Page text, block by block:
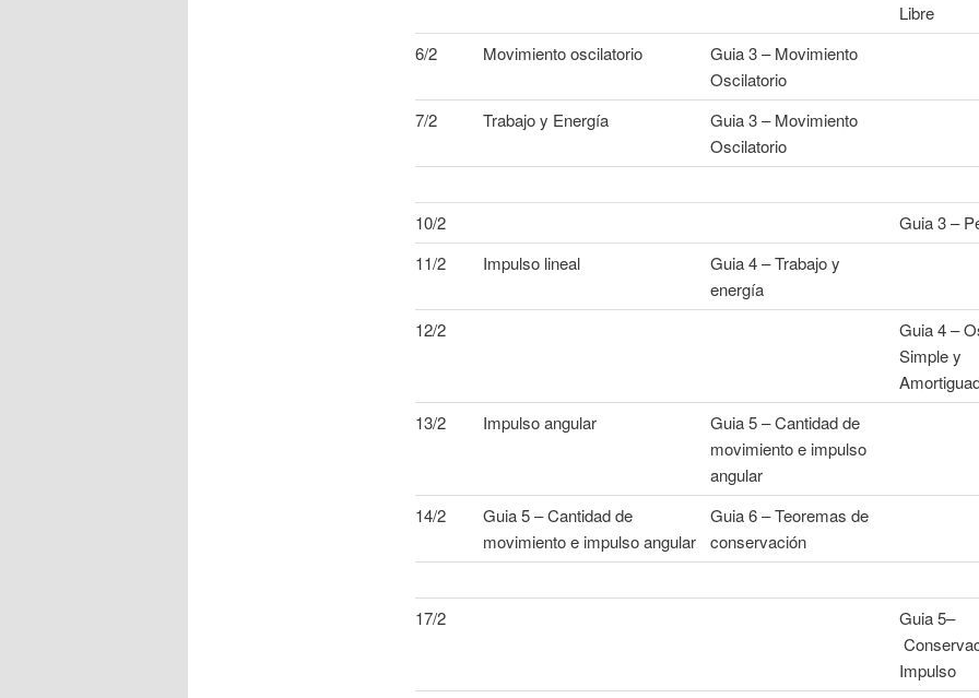
Libre
6/2
Movimiento oscilatorio
Guia 3 – Movimiento
Oscilatorio
7/2
Trabajo y Energía
Guia 3 – Movimiento
Oscilatorio
10/2
Guia 3 –
11/2
Impulso lineal
Guia 4 – Trabajo y
energía
12/2
Guia 4 –
Simple y
13/2
Impulso angular
Guia 5 – Cantidad de
movimiento e impulso
angular
14/2
Guia 5 – Cantidad de
movimiento e impulso angular
Guia 6 – Teoremas de
conservación
17/2
Guia 5–
Impulso